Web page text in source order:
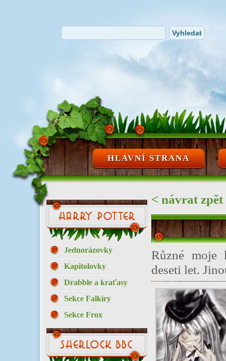
HLAVNÍ STRANA
Jednorázovky
Kapitolovky
Drabble a kraťasy
Sekce Falkiry
Sekce Frox
< návrat zpět
Různé moje
deseti let.